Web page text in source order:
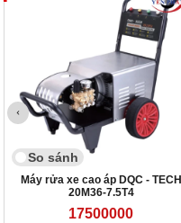
So sánh
Máy rửa xe cao áp DQC - TECH
20M36-7.5T4
17500000